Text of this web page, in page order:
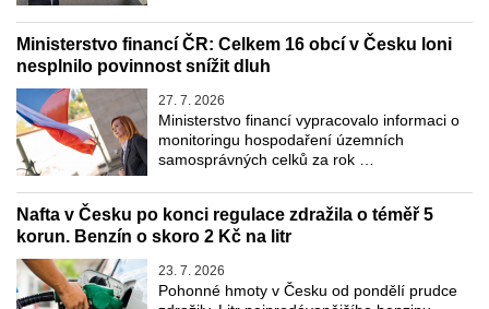
Ministerstvo financí ČR: Celkem 16 obcí v Česku loni
nesplnilo povinnost snížit dluh
27. 7. 2026
Ministerstvo financí vypracovalo informaci o
monitoringu hospodaření územních
samosprávných celků za rok …
Nafta v Česku po konci regulace zdražila o téměř 5
korun. Benzín o skoro 2 Kč na litr
23. 7. 2026
Pohonné hmoty v Česku od pondělí prudce